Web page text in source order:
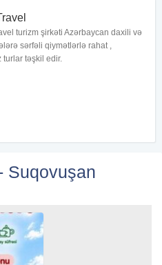
turizm şirkəti Azərbaycan daxili və
sərfəli qiymətlərlə rahat ,
turlar təşkil edir.
Suqovuşan